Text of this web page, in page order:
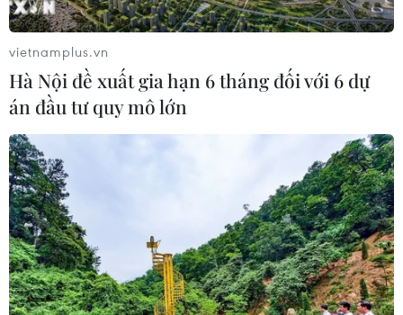
vietnamplus.vn
Hà Nội đề xuất gia hạn 6 tháng đối với 6 dự
án đầu tư quy mô lớn